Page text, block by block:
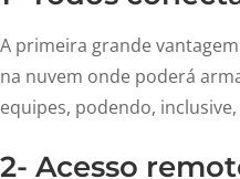
A primeira grande
na nuvem onde poderá
equipes, podendo,
2- Acesso